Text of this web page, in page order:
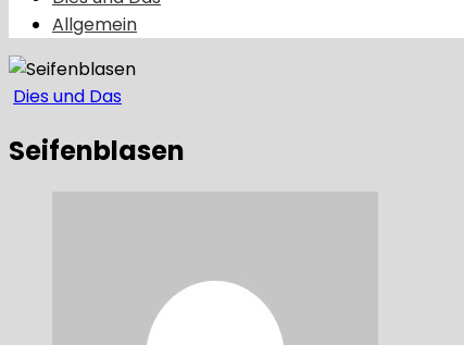
Allgemein
Dies und Das
Seifenblasen